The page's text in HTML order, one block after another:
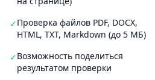
✓Проверка файлов PDF, DOCX,
HTML, TXT, Markdown (до 5 МБ)
✓Возможность поделиться
результатом проверки